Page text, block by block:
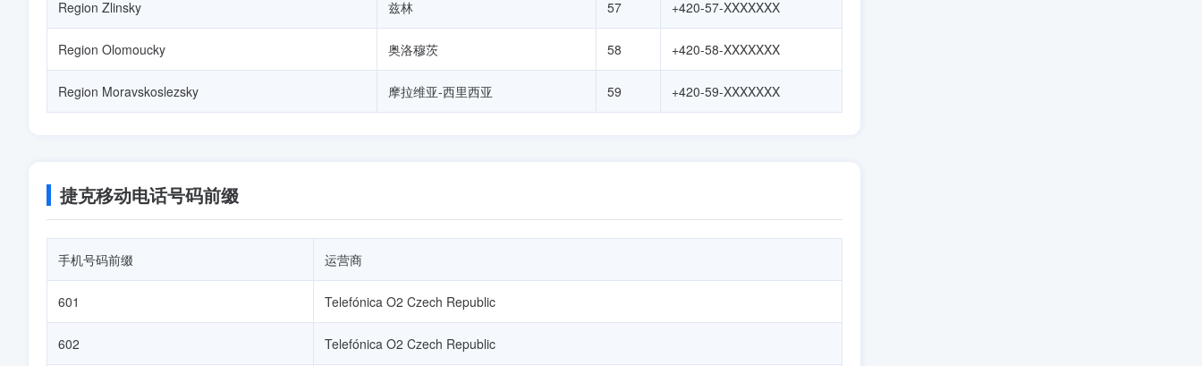
Region Zlinsky 兹林 57 +420-57-XXXXXXX
Region Olomoucky 奥洛穆茨 58 +420-58-XXXXXXX
Region Moravskoslezsky 摩拉维亚-西里西亚 59 +420-59-XXXXXXX
捷克移动电话号码前缀
手机号码前缀 运营商
601 Telefónica O2 Czech Republic
602 Telefónica O2 Czech Republic